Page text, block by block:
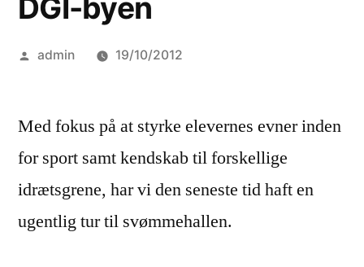
DGI-byen
Posted
admin 19/10/2012
Med fokus på at styrke elevernes evner inden
for sport samt kendskab til forskellige
idrætsgrene, har vi den seneste tid haft en
ugentligtur til svømmehallen.